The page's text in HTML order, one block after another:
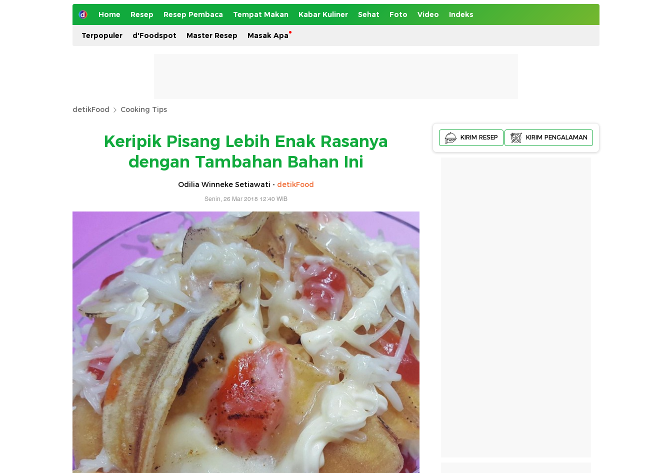
Home Resep Resep Pembaca Tempat Makan Kabar Kuliner Sehat Foto Video Indeks
Terpopuler d'Foodspot Master Resep Masak Apa
detikFood Cooking Tips
Keripik Pisang Lebih Enak Rasanya
dengan Tambahan Bahan Ini
Odilia Winneke Setiawati - detikFood
Senin, 26 Mar 2018 12:40 WIB
KIRIM RESEP KIRIM PENGALAMAN